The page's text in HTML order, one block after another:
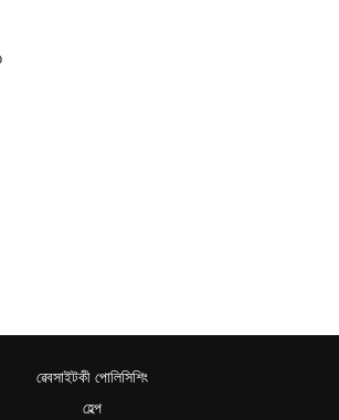
ৱেবসাইটকী পোলিসিশিং
হেল্প